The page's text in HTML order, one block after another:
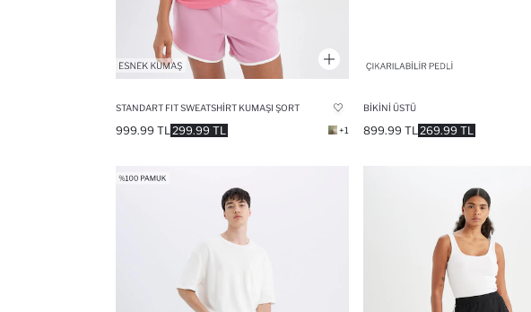
STANDART FIT SWEATSHIRT KUMAŞI ŞORT
299.99 TL
999.99 TL +1
BIKINI ÜSTÜ
269.99 TL
899.99 TL